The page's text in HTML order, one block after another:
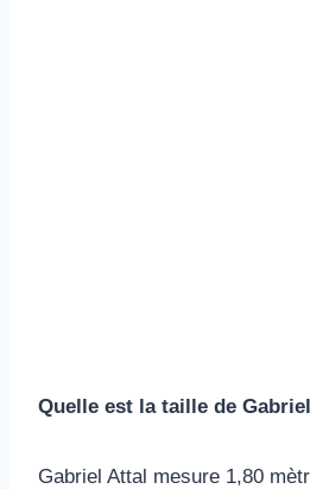
Quelle est la taille de
Gabriel Attal mesure 1,80